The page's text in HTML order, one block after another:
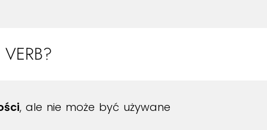
, ale nie może być używane